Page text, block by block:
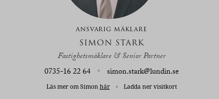
ANSVARIG MÄKLARE
SIMON STARK
Fastighetsmäklare & Senior Partner
0735-16 22 64
simon.stark@lundin.se
Läs mer om Simon här Ladda ner visitkort